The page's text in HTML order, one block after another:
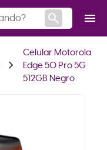
search menu
chevron_right
Celular Motorola
Edge 50 Pro 5G
512GB Negro